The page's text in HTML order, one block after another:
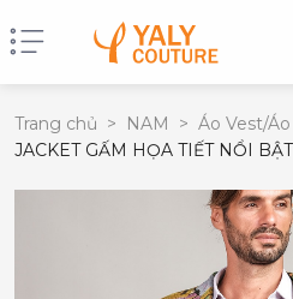
Trang chủ > NAM > Áo Vest/
JACKET GẤM HỌA TIẾT NỔI BẬT